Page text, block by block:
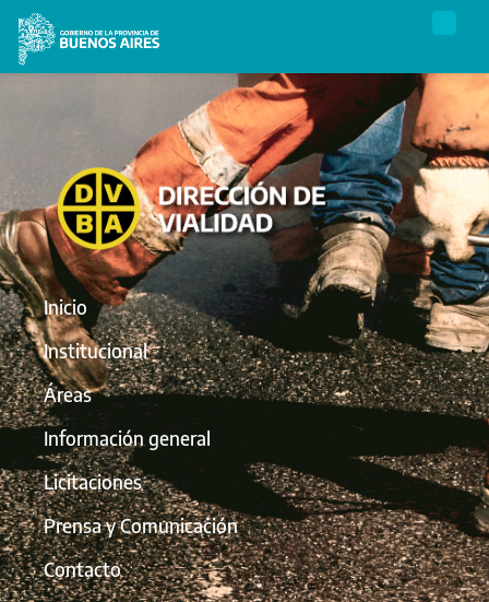
Inicio
Institucional
Áreas
Información general
Licitaciones
Prensa y Comunicación
Contacto